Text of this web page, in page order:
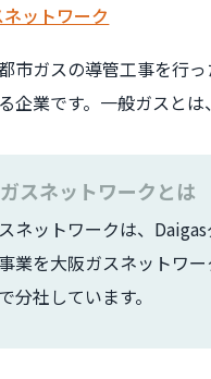
ットワーク
市ガスの導管工事を行
企業です。一般ガスとは
スネットワークとは
ネットワークは、
業を大阪ガスネットワ
分社しています。